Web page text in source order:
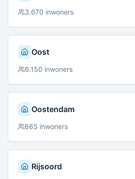
3.670 inwoners
Oost
6.150 inwoners
Oostendam
665 inwoners
Rijsoord